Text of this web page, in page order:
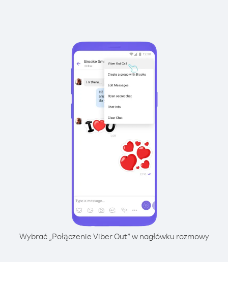
Wybrać „Połączenie Viber Out” w nagłówku rozmowy